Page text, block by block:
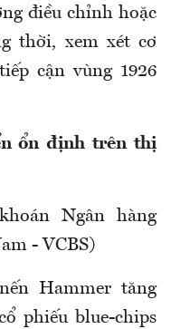
điều chỉnh hoặc
thời, xem xét cơ
cận vùng 1926
ổn định trên thị
Ngân hàng
- VCBS)
Hammer tăng
phiếu blue-chips